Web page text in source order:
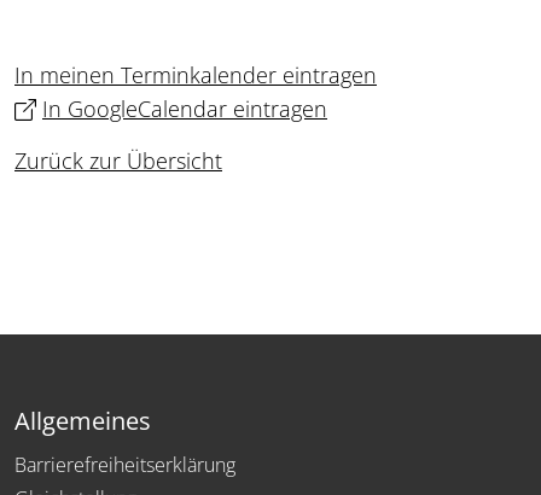
In meinen Terminkalender eintragen
In GoogleCalendar eintragen
Zurück zur Übersicht
Allgemeines
Barrierefreiheitserklärung